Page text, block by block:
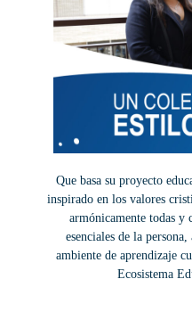
Que basa su proyecto
inspirado en los valores
armónicamente todas y
esenciales de la
ambiente de aprendizaje
Ecosistema